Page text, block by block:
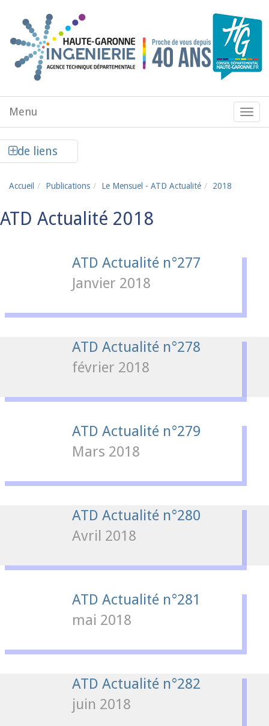
Menu
de
Menu
de liens
Accueil Publications Le Mensuel - ATD Actualité 2018
ATD Actualité 2018
ATD Actualité n°277
Janvier 2018
ATD Actualité n°278
février 2018
ATD Actualité n°279
Mars 2018
ATD Actualité n°280
Avril 2018
ATD Actualité n°281
mai 2018
ATD Actualité n°282
juin 2018